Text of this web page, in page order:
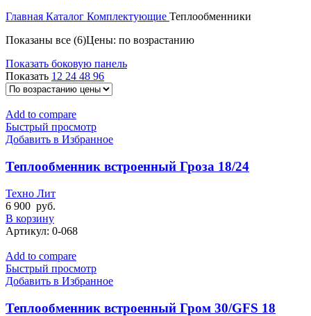
Главная Каталог Комплектующие Теплообменники
Показаны все (6)Цены: по возрастанию
Показать боковую панель
Показать 12 24 48 96
Add to compare
Быстрый просмотр
Добавить в Избранное
Теплообменник встроенный Гроза 18/24
Техно Лит
6 900 руб.
В корзину
Артикул: 0-068
Add to compare
Быстрый просмотр
Добавить в Избранное
Теплообменник встроенный Гром 30/GFS 18